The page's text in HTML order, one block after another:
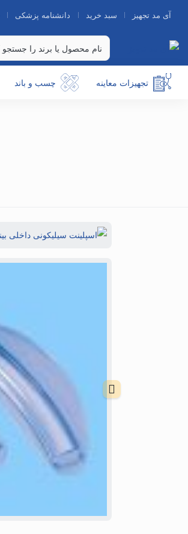
آی مد تجهیز سبد خرید دانشنامه پزشکی
تجهیزات معاینه چسب و باند